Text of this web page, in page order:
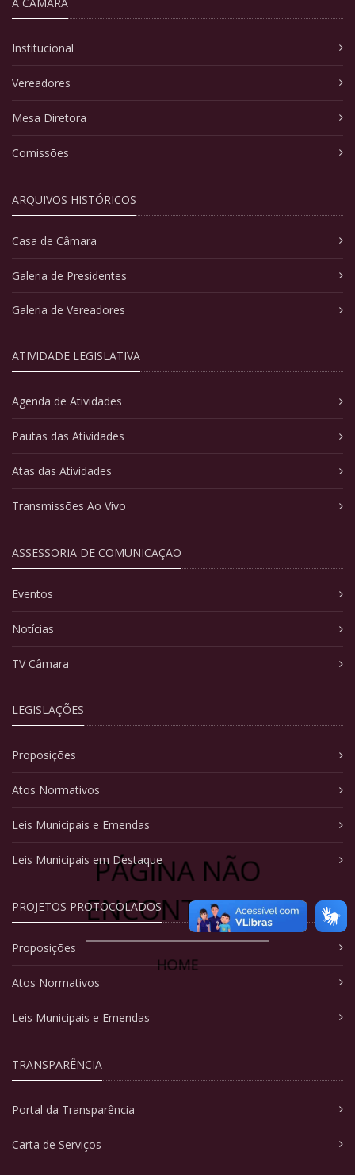
PÁGINA NÃO
ENCONTRADA
HOME
Institucional
Vereadores
Mesa Diretora
Comissões
ARQUIVOS HISTÓRICOS
Casa de Câmara
Galeria de Presidentes
Galeria de Vereadores
ATIVIDADE LEGISLATIVA
Agenda de Atividades
Pautas das Atividades
Atas das Atividades
Transmissões Ao Vivo
ASSESSORIA DE COMUNICAÇÃO
Eventos
Notícias
TV Câmara
LEGISLAÇÕES
Proposições
Atos Normativos
Leis Municipais e Emendas
Leis Municipais em Destaque
PROJETOS PROTOCOLADOS
Proposições
Atos Normativos
Leis Municipais e Emendas
TRANSPARÊNCIA
Portal da Transparência
Carta de Serviços